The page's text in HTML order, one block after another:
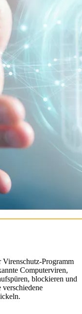
Programm
Computerviren,
blockieren und
verschiedene